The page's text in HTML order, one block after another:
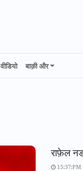
वीडियो बाक़ी और
राफ़ेल
15:37:PM